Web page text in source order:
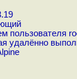
пользователя
удалённо